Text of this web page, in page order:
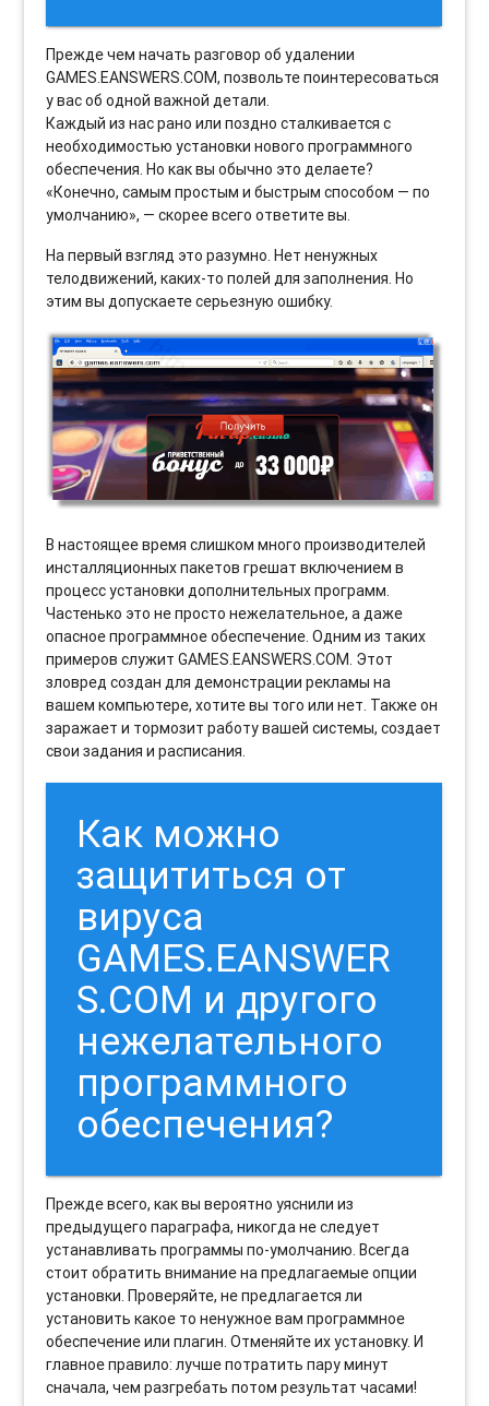
Прежде чем начать разговор об удалении
GAMES.EANSWERS.COM, позвольте поинтересоваться
у вас об одной важной детали.
Каждый из нас рано или поздно сталкивается с
необходимостью установки нового программного
обеспечения. Но как вы обычно это делаете?
«Конечно, самым простым и быстрым способом — по
умолчанию», — скорее всего ответите вы.
На первый взгляд это разумно. Нет ненужных
телодвижений, каких-то полей для заполнения. Но
этим вы допускаете серьезную ошибку.
В настоящее время слишком много производителей
инсталляционных пакетов грешат включением в
процесс установки дополнительных программ.
Частенько это не просто нежелательное, а даже
опасное программное обеспечение. Одним из таких
примеров служит GAMES.EANSWERS.COM. Этот
зловред создан для демонстрации рекламы на
вашем компьютере, хотите вы того или нет. Также он
заражает и тормозит работу вашей системы, создает
свои задания и расписания.
Как можно
защититься от
вируса
GAMES.EANSWER
S.COM и другого
нежелательного
программного
обеспечения?
Прежде всего, как вы вероятно уяснили из
предыдущего параграфа, никогда не следует
устанавливать программы по-умолчанию. Всегда
стоит обратить внимание на предлагаемые опции
установки. Проверяйте, не предлагается ли
установить какое то ненужное вам программное
обеспечение или плагин. Отменяйте их установку. И
главное правило: лучше потратить пару минут
сначала, чем разгребать потом результат часами!